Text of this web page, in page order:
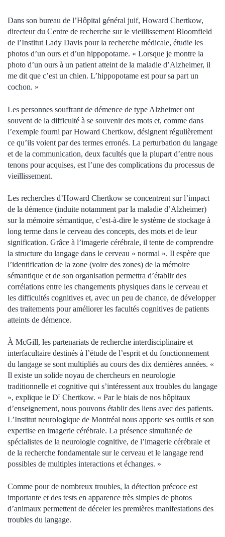
Dans son bureau de l’Hôpital général juif, Howard Chertkow,
directeur du Centre de recherche sur le vieillissement Bloomfield
de l’Institut Lady Davis pour la recherche médicale, étudie les
photos d’un ours et d’un hippopotame. « Lorsque je montre la
photo d’un ours à un patient atteint de la maladie d’Alzheimer, il
me dit que c’est un chien. L’hippopotame est pour sa part un
cochon. »
Les personnes souffrant de démence de type Alzheimer ont
souvent de la difficulté à se souvenir des mots et, comme dans
l’exemple fourni par Howard Chertkow, désignent régulièrement
ce qu’ils voient par des termes erronés. La perturbation du langage
et de la communication, deux facultés que la plupart d’entre nous
tenons pour acquises, est l’une des complications du processus de
vieillissement.
Les recherches d’Howard Chertkow se concentrent sur l’impact
de la démence (induite notamment par la maladie d’Alzheimer)
sur la mémoire sémantique, c’est-à-dire le système de stockage à
long terme dans le cerveau des concepts, des mots et de leur
signification. Grâce à l’imagerie cérébrale, il tente de comprendre
la structure du langage dans le cerveau « normal ». Il espère que
l’identification de la zone (voire des zones) de la mémoire
sémantique et de son organisation permettra d’établir des
corrélations entre les changements physiques dans le cerveau et
les difficultés cognitives et, avec un peu de chance, de développer
des traitements pour améliorer les facultés cognitives de patients
atteints de démence.
À McGill, les partenariats de recherche interdisciplinaire et
interfacultaire destinés à l’étude de l’esprit et du fonctionnement
du langage se sont multipliés au cours des dix dernières années. «
Il existe un solide noyau de chercheurs en neurologie
traditionnelle et cognitive qui s’intéressent aux troubles du langage
», explique le Dr Chertkow. « Par le biais de nos hôpitaux
d’enseignement, nous pouvons établir des liens avec des patients.
L’Institut neurologique de Montréal nous apporte ses outils et son
expertise en imagerie cérébrale. La présence simultanée de
spécialistes de la neurologie cognitive, de l’imagerie cérébrale et
de la recherche fondamentale sur le cerveau et le langage rend
possibles de multiples interactions et échanges. »
Comme pour de nombreux troubles, la détection précoce est
importante et des tests en apparence très simples de photos
d’animaux permettent de déceler les premières manifestations des
troubles du langage.